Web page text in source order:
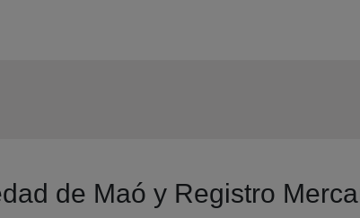
de Maó y Registro